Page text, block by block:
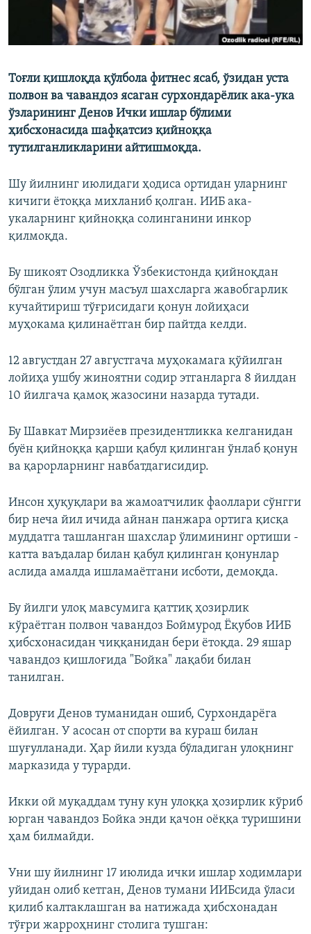
Тоғли қишлоқда қўлбола фитнес ясаб, ўзидан уста
полвон ва чавандоз ясаган сурхондарёлик ака-ука
ўзларининг Денов Ички ишлар бўлими
ҳибсхонасида шафқатсиз қийноққа
тутилганликларини айтишмоқда.
Шу йилнинг июлидаги ҳодиса ортидан уларнинг
кичиги ётоққа михланиб қолган. ИИБ ака-
укаларнинг қийноққа солинганини инкор
қилмоқда.
Бу шикоят Озодликка Ўзбекистонда қийноқдан
бўлган ўлим учун масъул шахсларга жавобгарлик
кучайтириш тўғрисидаги қонун лойиҳаси
муҳокама қилинаётган бир пайтда келди.
12 августдан 27 августгача муҳокамага қўйилган
лойиҳа ушбу жиноятни содир этганларга 8 йилдан
10 йилгача қамоқ жазосини назарда тутади.
Бу Шавкат Мирзиёев президентликка келганидан
буён қийноққа қарши қабул қилинган ўнлаб қонун
ва қарорларнинг навбатдагисидир.
Инсон ҳуқуқлари ва жамоатчилик фаоллари сўнгги
бир неча йил ичида айнан панжара ортига қисқа
муддатга ташланган шахслар ўлимининг ортиши -
катта ваъдалар билан қабул қилинган қонунлар
аслида амалда ишламаётгани исботи, демоқда.
Бу йилги улоқ мавсумига қаттиқ ҳозирлик
кўраётган полвон чавандоз Боймурод Ёқубов ИИБ
ҳибсхонасидан чиққанидан бери ётоқда. 29 яшар
чавандоз қишлоғида "Бойка" лақаби билан
танилган.
Довруғи Денов туманидан ошиб, Сурхондарёга
ёйилган. У асосан от спорти ва кураш билан
шуғулланади. Ҳар йили кузда бўладиган улоқнинг
марказида у турарди.
Икки ой муқаддам туну кун улоққа ҳозирлик кўриб
юрган чавандоз Бойка энди қачон оёққа туришини
ҳам билмайди.
Уни шу йилнинг 17 июлида ички ишлар ходимлари
уйидан олиб кетган, Денов тумани ИИБсида ўласи
қилиб калтаклашган ва натижада ҳибсхонадан
тўғри жарроҳнинг столига тушган: